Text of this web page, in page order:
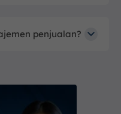
penjualan?